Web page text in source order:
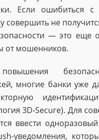
Если ошибиться
совершить не
— это еще
от мошенников.
многие банки уже
3D-Secure). Для
ввести
уведомления,